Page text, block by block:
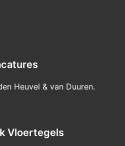
Heuvel & van Duuren.
Vloertegels